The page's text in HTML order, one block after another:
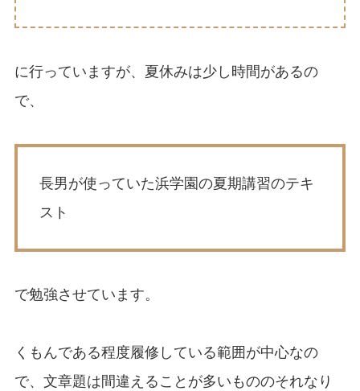
に行っていますが、夏休みは少し時間があるの
で、
長男が使っていた浜学園の夏期講習のテキ
スト
で勉強させています。
くもんである程度履修している範囲が中心なの
で、文章題は間違えることが多いもののそれなり